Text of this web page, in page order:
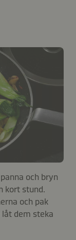
och bryn
kort stund.
och pak
dem steka